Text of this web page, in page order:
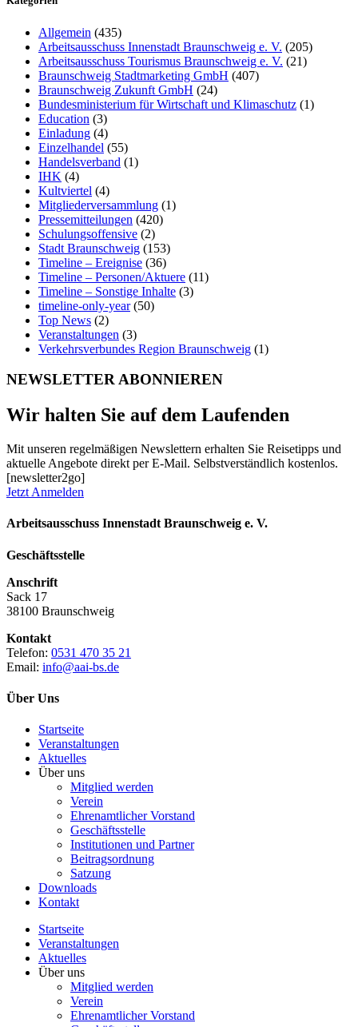
Allgemein (435)
Arbeitsausschuss Innenstadt Braunschweig e. V. (205)
Arbeitsausschuss Tourismus Braunschweig e. V. (21)
Braunschweig Stadtmarketing GmbH (407)
Braunschweig Zukunft GmbH (24)
Bundesministerium für Wirtschaft und Klimaschutz (1)
Education (3)
Einladung (4)
Einzelhandel (55)
Handelsverband (1)
IHK (4)
Kultviertel (4)
Mitgliederversammlung (1)
Pressemitteilungen (420)
Schulungsoffensive (2)
Stadt Braunschweig (153)
Timeline – Ereignise (36)
Timeline – Personen/Aktuere (11)
Timeline – Sonstige Inhalte (3)
timeline-only-year(50)
Top News (2)
Veranstaltungen (3)
Verkehrsverbundes Region Braunschweig (1)
NEWSLETTER ABONNIEREN
Wir halten Sie auf dem Laufenden
Mit unseren regelmäßigen Newslettern erhalten Sie Reisetipps und
aktuelle Angebote direkt per E-Mail. Selbstverständlich kostenlos.
[newsletter2go]
Jetzt Anmelden
Arbeitsausschuss Innenstadt Braunschweig e. V.
Geschäftsstelle
Anschrift
Sack 17
38100 Braunschweig
Kontakt
Telefon: 0531 470 35 21
Email: info@aai-bs.de
Über Uns
Startseite
Veranstaltungen
Aktuelles
Über uns
Mitglied werden
Verein
Ehrenamtlicher Vorstand
Geschäftsstelle
Institutionen und Partner
Beitragsordnung
Satzung
Downloads
Kontakt
Startseite
Veranstaltungen
Aktuelles
Über uns
Mitglied werden
Verein
Ehrenamtlicher Vorstand